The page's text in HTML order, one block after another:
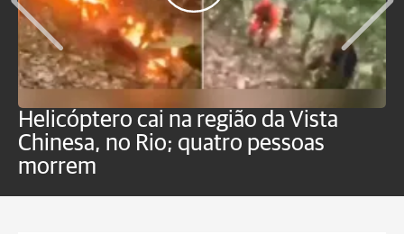
Helicóptero cai na região da Vista
Chinesa, no Rio; quatro pessoas
morrem